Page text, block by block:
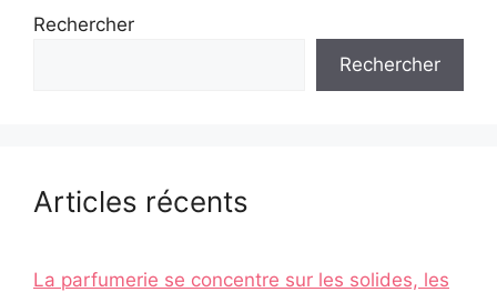
Rechercher
Rechercher
Articles récents
La parfumerie se concentre sur les solides, les